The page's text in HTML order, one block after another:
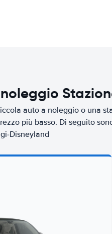
auto a noleggio o una
più basso. Di seguito
Disneyland